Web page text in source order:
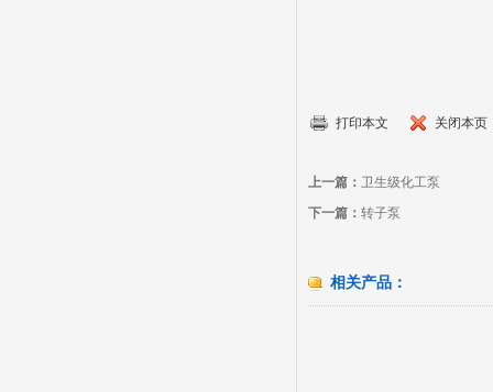
打印本文 关闭本页
上一篇： 卫生级化工泵
下一篇： 转子泵
相关产品：